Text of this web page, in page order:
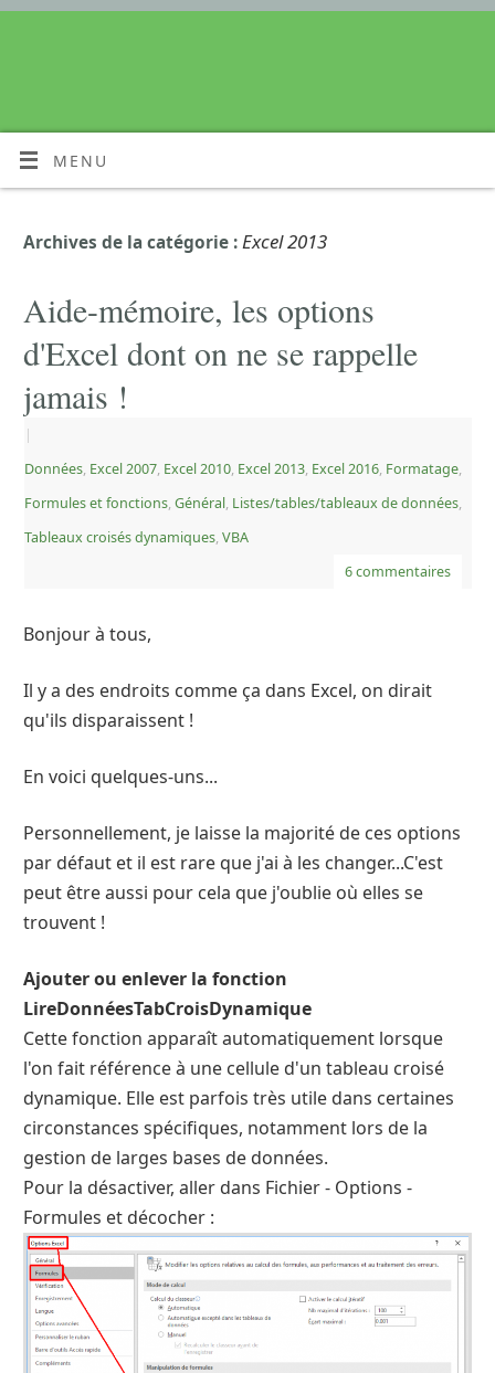
MENU
Archives de la catégorie :Excel 2013
Aide-mémoire, les options
d'Excel dont on ne se rappelle
jamais !
|
Données, Excel 2007, Excel 2010, Excel 2013, Excel 2016, Formatage,
Formules et fonctions, Général, Listes/tables/tableaux de données,
Tableaux croisés dynamiques, VBA
6 commentaires
Bonjour à tous,
Il y a des endroits comme ça dans Excel, on dirait
qu'ils disparaissent !
En voici quelques-uns...
Personnellement, je laisse la majorité de ces options
par défaut et il est rare que j'ai à les changer...C'est
peut être aussi pour cela que j'oublie où elles se
trouvent !
Ajouter ou enlever la fonction
LireDonnéesTabCroisDynamique
Cette fonction apparaît automatiquement lorsque
l'on fait référence à une cellule d'un tableau croisé
dynamique. Elle est parfois très utile dans certaines
circonstances spécifiques, notamment lors de la
gestion de larges bases de données.
Pour la désactiver, aller dans Fichier - Options -
Formules et décocher :